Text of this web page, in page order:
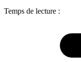
Temps de lecture :